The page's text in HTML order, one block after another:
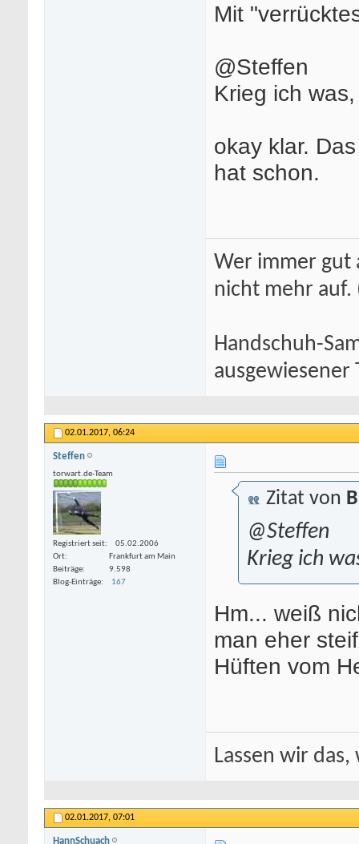
Mit
@Steffen
Krieg ich
okay klar.
hat schon.
Wer immer gut
nicht mehr auf.
Handschuh-
ausgewiesener
02.01.2017, 06:24
Steffen
torwart.de-Team
Registriert seit
05.02.2006
Ort
Frankfurt am Main
Beiträge
9.598
Blog-Einträge
167
Zitat von
@Steffen
Krieg ich
Hm... weiß
man eher
Hüften vom
Lassen wir
02.01.2017, 07:01
HannSchuach